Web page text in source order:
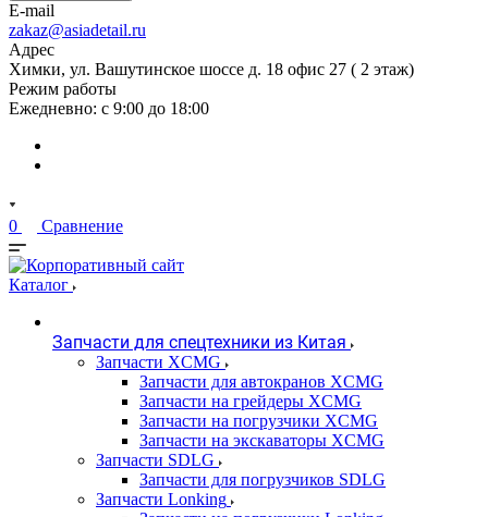
E-mail
zakaz@asiadetail.ru
Адрес
Химки, ул. Вашутинское шоссе д. 18 офис 27 ( 2 этаж)
Режим работы
Ежедневно: с 9:00 до 18:00
0 Сравнение
Каталог
Запчасти для спецтехники из Китая
Запчасти XCMG
Запчасти для автокранов XCMG
Запчасти на грейдеры XCMG
Запчасти на погрузчики XCMG
Запчасти на экскаваторы XCMG
Запчасти SDLG
Запчасти для погрузчиков SDLG
Запчасти Lonking